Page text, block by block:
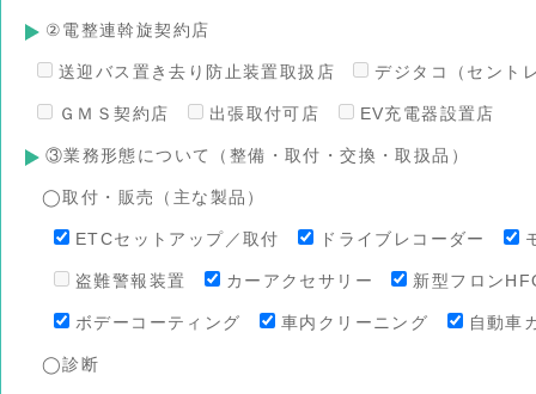
②電整連斡旋契約店
送迎バス置き去り防止装置取扱店 デジタコ（セント
ＧＭＳ契約店 出張取付可店 EV充電器設置店
③業務形態について（整備・取付・交換・取扱品）
◯取付・販売（主な製品）
ETCセットアップ／取付 ドライブレコーダー
盗難警報装置 カーアクセサリー 新型フロン
ボデーコーティング 車内クリーニング 自動車
◯診断